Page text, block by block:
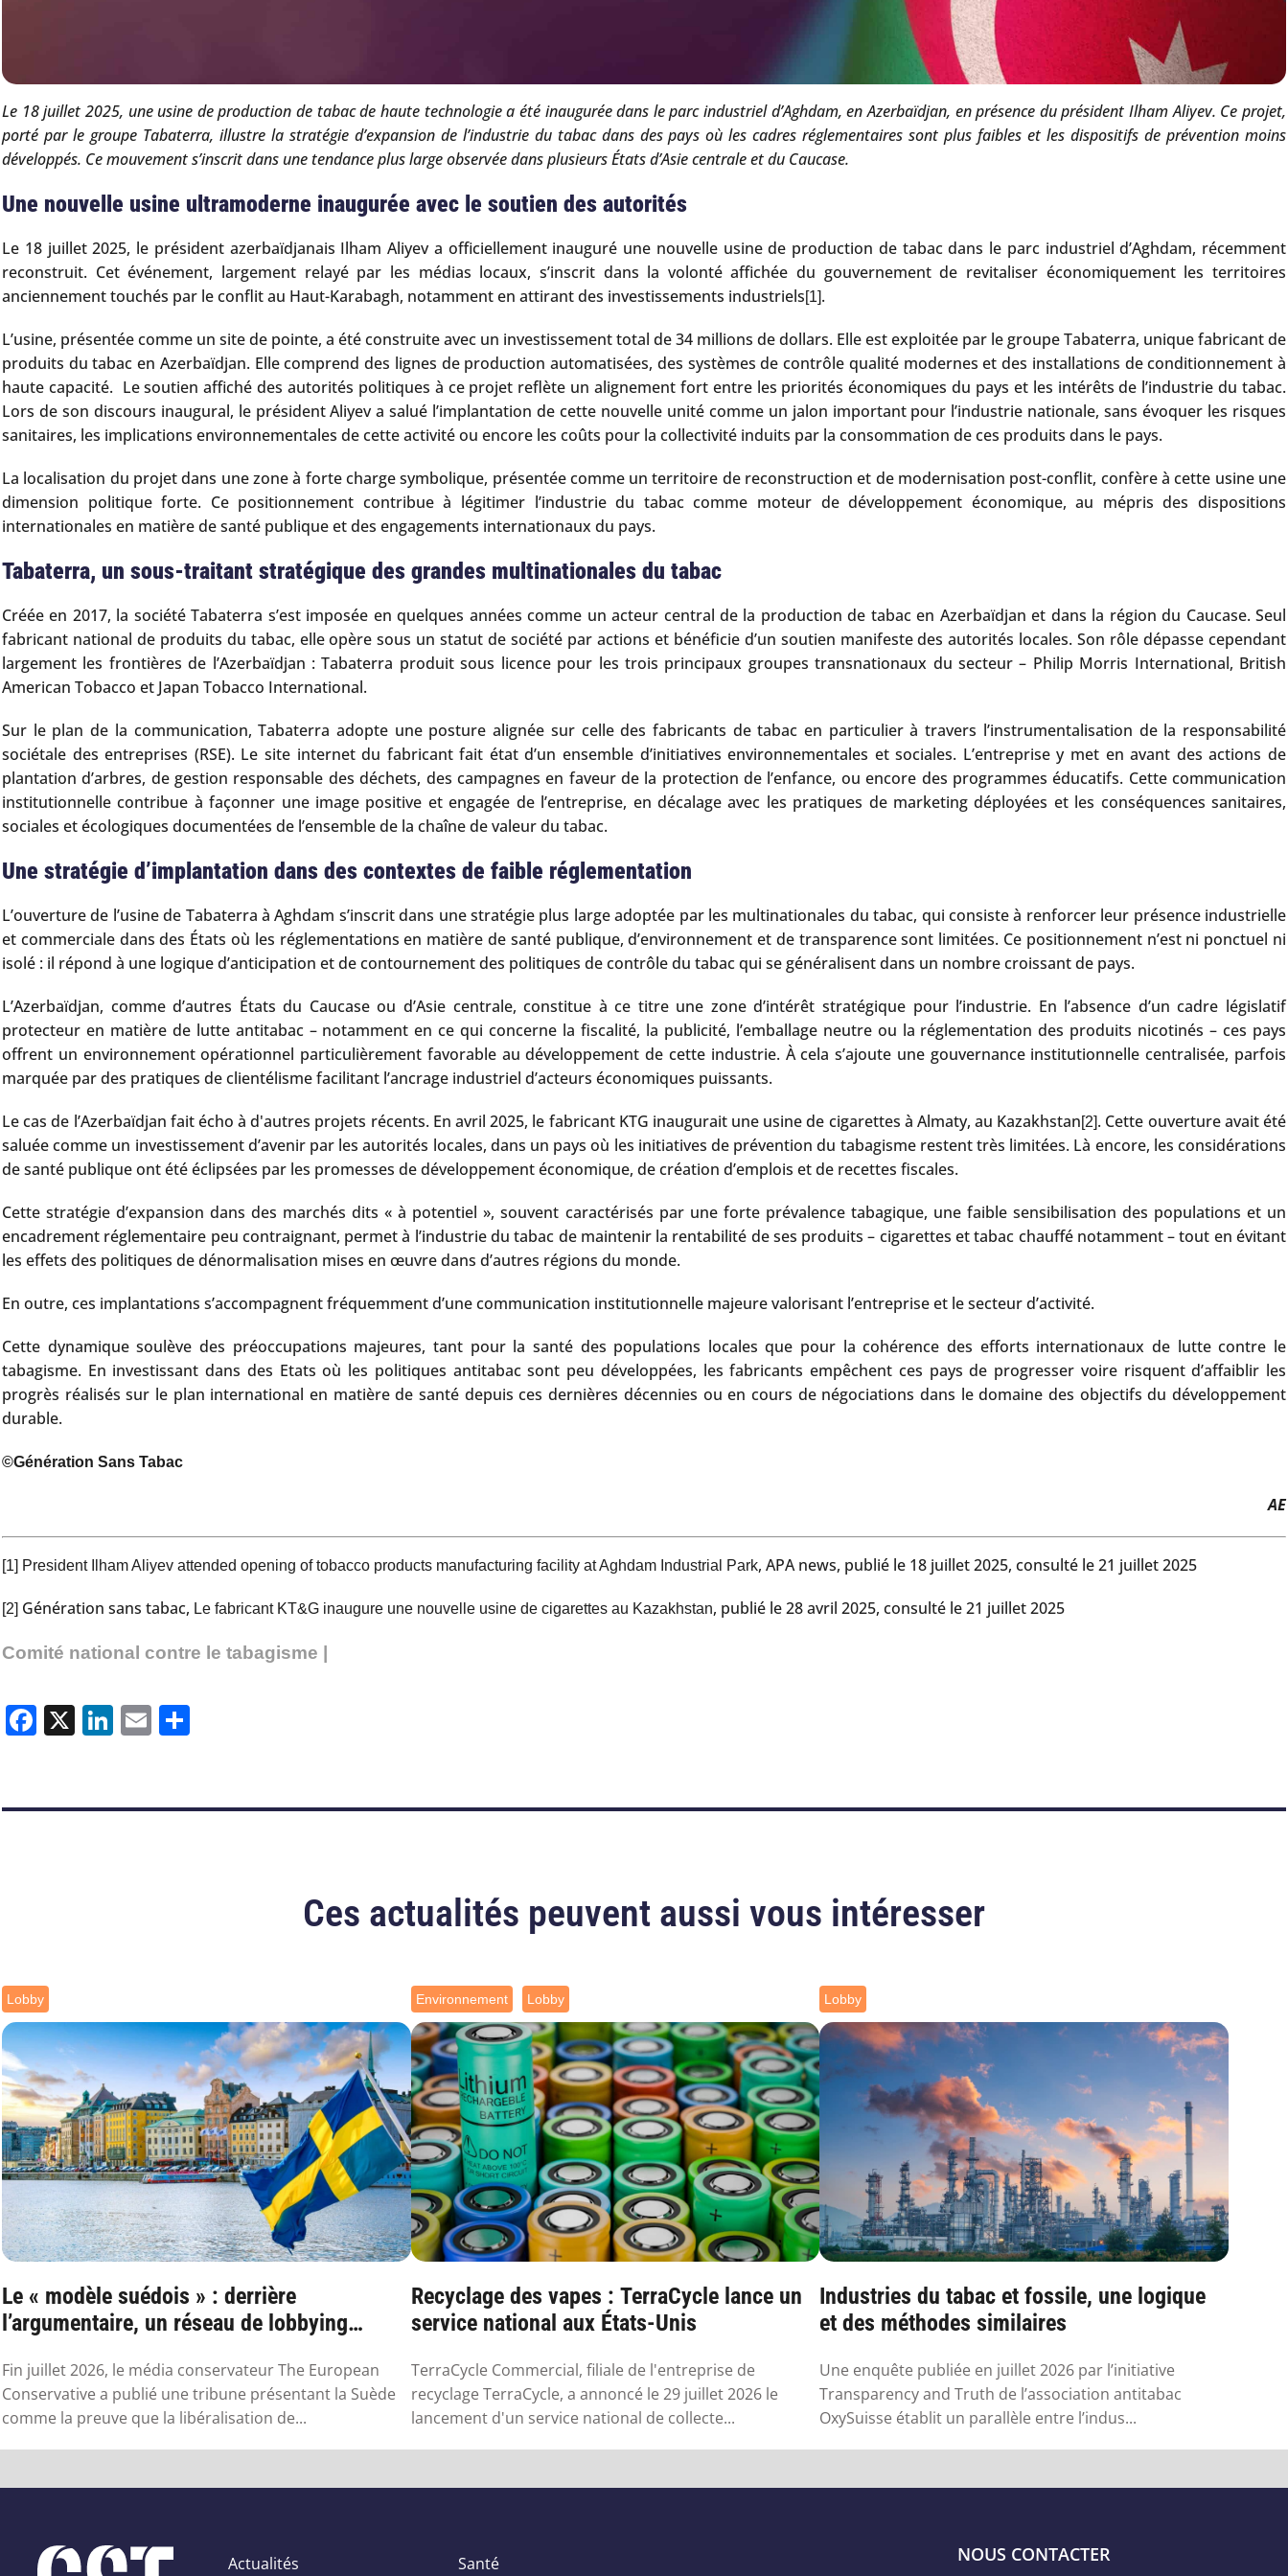
Le 18 juillet 2025, une usine de production de tabac de haute technologie a été inaugurée dans le parc industriel d’Aghdam, en Azerbaïdjan, en présence du président Ilham Aliyev. Ce projet,
porté par le groupe Tabaterra, illustre la stratégie d’expansion de l’industrie du tabac dans des pays où les cadres réglementaires sont plus faibles et les dispositifs de prévention moins
développés. Ce mouvement s’inscrit dans une tendance plus large observée dans plusieurs États d’Asie centrale et du Caucase.
Une nouvelle usine ultramoderne inaugurée avec le soutien des autorités
Le 18 juillet 2025, le président azerbaïdjanais Ilham Aliyev a officiellement inauguré une nouvelle usine de production de tabac dans le parc industriel d’Aghdam, récemment
reconstruit. Cet événement, largement relayé par les médias locaux, s’inscrit dans la volonté affichée du gouvernement de revitaliser économiquement les territoires
anciennement touchés par le conflit au Haut-Karabagh, notamment en attirant des investissements industriels[1].
L’usine, présentée comme un site de pointe, a été construite avec un investissement total de 34 millions de dollars. Elle est exploitée par le groupe Tabaterra, unique fabricant de
produits du tabac en Azerbaïdjan. Elle comprend des lignes de production automatisées, des systèmes de contrôle qualité modernes et des installations de conditionnement à
haute capacité. Le soutien affiché des autorités politiques à ce projet reflète un alignement fort entre les priorités économiques du pays et les intérêts de l’industrie du tabac.
Lors de son discours inaugural, le président Aliyev a salué l’implantation de cette nouvelle unité comme un jalon important pour l’industrie nationale, sans évoquer les risques
sanitaires, les implications environnementales de cette activité ou encore les coûts pour la collectivité induits par la consommation de ces produits dans le pays.
La localisation du projet dans une zone à forte charge symbolique, présentée comme un territoire de reconstruction et de modernisation post-conflit, confère à cette usine une
dimension politique forte. Ce positionnement contribue à légitimer l’industrie du tabac comme moteur de développement économique, au mépris des dispositions
internationales en matière de santé publique et des engagements internationaux du pays.
Tabaterra, un sous-traitant stratégique des grandes multinationales du tabac
Créée en 2017, la société Tabaterra s’est imposée en quelques années comme un acteur central de la production de tabac en Azerbaïdjan et dans la région du Caucase. Seul
fabricant national de produits du tabac, elle opère sous un statut de société par actions et bénéficie d’un soutien manifeste des autorités locales. Son rôle dépasse cependant
largement les frontières de l’Azerbaïdjan : Tabaterra produit sous licence pour les trois principaux groupes transnationaux du secteur – Philip Morris International, British
American Tobacco et Japan Tobacco International.
Sur le plan de la communication, Tabaterra adopte une posture alignée sur celle des fabricants de tabac en particulier à travers l’instrumentalisation de la responsabilité
sociétale des entreprises (RSE). Le site internet du fabricant fait état d’un ensemble d’initiatives environnementales et sociales. L’entreprise y met en avant des actions de
plantation d’arbres, de gestion responsable des déchets, des campagnes en faveur de la protection de l’enfance, ou encore des programmes éducatifs. Cette communication
institutionnelle contribue à façonner une image positive et engagée de l’entreprise, en décalage avec les pratiques de marketing déployées et les conséquences sanitaires,
sociales et écologiques documentées de l’ensemble de la chaîne de valeur du tabac.
Une stratégie d’implantation dans des contextes de faible réglementation
L’ouverture de l’usine de Tabaterra à Aghdam s’inscrit dans une stratégie plus large adoptée par les multinationales du tabac, qui consiste à renforcer leur présence industrielle
et commerciale dans des États où les réglementations en matière de santé publique, d’environnement et de transparence sont limitées. Ce positionnement n’est ni ponctuel ni
isolé : il répond à une logique d’anticipation et de contournement des politiques de contrôle du tabac qui se généralisent dans un nombre croissant de pays.
L’Azerbaïdjan, comme d’autres États du Caucase ou d’Asie centrale, constitue à ce titre une zone d’intérêt stratégique pour l’industrie. En l’absence d’un cadre législatif
protecteur en matière de lutte antitabac – notamment en ce qui concerne la fiscalité, la publicité, l’emballage neutre ou la réglementation des produits nicotinés – ces pays
offrent un environnement opérationnel particulièrement favorable au développement de cette industrie. À cela s’ajoute une gouvernance institutionnelle centralisée, parfois
marquée par des pratiques de clientélisme facilitant l’ancrage industriel d’acteurs économiques puissants.
Le cas de l’Azerbaïdjan fait écho à d'autres projets récents. En avril 2025, le fabricant KTG inaugurait une usine de cigarettes à Almaty, au Kazakhstan[2]. Cette ouverture avait été
saluée comme un investissement d’avenir par les autorités locales, dans un pays où les initiatives de prévention du tabagisme restent très limitées. Là encore, les considérations
de santé publique ont été éclipsées par les promesses de développement économique, de création d’emplois et de recettes fiscales.
Cette stratégie d’expansion dans des marchés dits « à potentiel », souvent caractérisés par une forte prévalence tabagique, une faible sensibilisation des populations et un
encadrement réglementaire peu contraignant, permet à l’industrie du tabac de maintenir la rentabilité de ses produits – cigarettes et tabac chauffé notamment – tout en évitant
les effets des politiques de dénormalisation mises en œuvre dans d’autres régions du monde.
En outre, ces implantations s’accompagnent fréquemment d’une communication institutionnelle majeure valorisant l’entreprise et le secteur d’activité.
Cette dynamique soulève des préoccupations majeures, tant pour la santé des populations locales que pour la cohérence des efforts internationaux de lutte contre le
tabagisme. En investissant dans des Etats où les politiques antitabac sont peu développées, les fabricants empêchent ces pays de progresser voire risquent d’affaiblir les
progrès réalisés sur le plan international en matière de santé depuis ces dernières décennies ou en cours de négociations dans le domaine des objectifs du développement
durable.
©Génération Sans Tabac
AE
[1] President Ilham Aliyev attended opening of tobacco products manufacturing facility at Aghdam Industrial Park, APA news, publié le 18 juillet 2025, consulté le 21 juillet 2025
[2] Génération sans tabac, Le fabricant KT&G inaugure une nouvelle usine de cigarettes au Kazakhstan, publié le 28 avril 2025, consulté le 21 juillet 2025
Comité national contre le tabagisme |
Facebook
X LinkedIn
Email
Ces actualités peuvent aussi vous intéresser
Lobby
Le « modèle suédois » : derrière
l’argumentaire, un réseau de lobbying
Fin juillet 2026, le média conservateur The European
Conservative a publié une tribune présentant la Suède
comme la preuve que la libéralisation de...
Environnement Lobby
Recyclage des vapes : TerraCycle lance un
service national aux États-Unis
TerraCycle Commercial, filiale de l'entreprise de
recyclage TerraCycle, a annoncé le 29 juillet 2026 le
lancement d'un service national de collecte...
Lobby
Industries du tabac et fossile, une logique
et des méthodes similaires
Une enquête publiée en juillet 2026 par l’initiative
Transparency and Truth de l’association antitabac
OxySuisse établit un parallèle entre l’indus...
Actualités Santé NOUS CONTACTER